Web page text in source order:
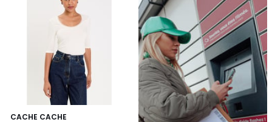
CACHE CACHE
Livraison
en
Locker
Mondial
Relay